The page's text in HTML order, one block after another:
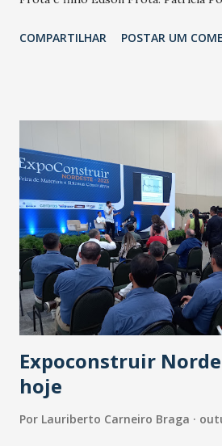
CASACOR Ceará, celebrando seu
convidados aconteceu nesta sexta
shopping próximo à loja Zara. O
"Corpo e Morada do Sol," foi
arquiteta Brenda Rolim, do Estúdio
modular e inteligente, resultado de
empresa Atraente Móveis, foi
semana e é uma homenagem à
regional. "Corpo e Morada do Sol" é
a vida moderna em cinco áreas
cuidados...
COMPARTILHAR POSTAR UM
Expoconstruir
hoje
Por Lauriberto Carneiro Braga